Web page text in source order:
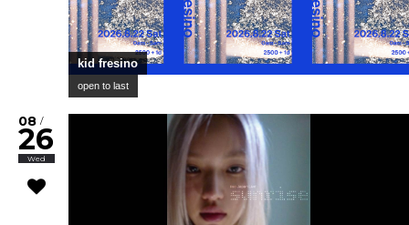
kid fresino
open to last
08 /
26
Wed